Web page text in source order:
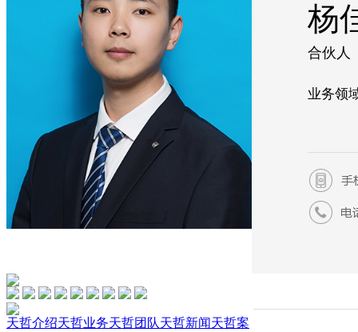
杨
合伙人
业务领
天哲介绍天哲业务天哲团队天哲新闻天哲案